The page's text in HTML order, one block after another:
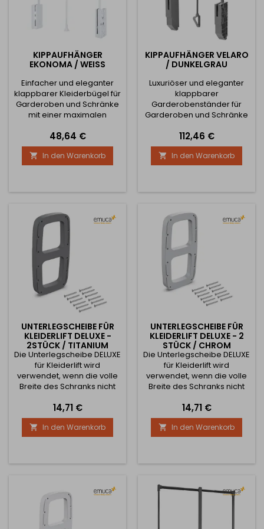
KIPPAUFHÄNGER
EKONOMA / WEISS
Einfacher und eleganter
klappbarer Kleiderbügel für
Garderoben und Schränke
mit einer maximalen
Einfache Montage Design
2verfügbare Breiten 600 -
890 mm oder 890 - 1210 mm
Preis
48,64 €
 In den Warenkorb
KIPPAUFHÄNGER VELARO
/ DUNKELGRAU
Luxuriöser und eleganter
klappbarer
Garderobenständer für
Garderoben und Schränke
Belastung von bis zu 25 kg.
Einfach zu montieren
Design 2 verfügbare
Breiten 600 - 800 mm und
Preis
112,46 €
 In den Warenkorb
UNTERLEGSCHEIBE FÜR
KLEIDERLIFT DELUXE -
2STÜCK / TITANIUM
Die Unterlegscheibe DELUXE
für Kleiderlift wird
verwendet, wenn die volle
Breite des Schranks nicht
dem Öffnen und der
Verwendung der
Unterlegscheibe gleitet der
Kleiderbügel und kann
verwendet, wenn die Tür
behindert oder wenn der
Schrank geöffnet...
Preis
14,71 €
 In den Warenkorb
UNTERLEGSCHEIBE FÜR
KLEIDERLIFT DELUXE - 2
STÜCK / CHROM
Die Unterlegscheibe DELUXE
für Kleiderlift wird
verwendet, wenn die volle
Breite des Schranks nicht
dem Öffnen und
Verwenden der
Unterlegscheibe gleitet der
Kleiderbügel und kann
verwendet, wenn die Tür
der der Kleiderbügel
angebracht wird, oder
Preis
14,71 €
 In den Warenkorb